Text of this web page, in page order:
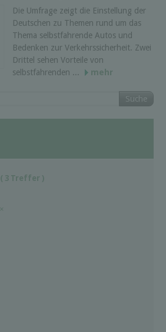
Die Umfrage zeigt die Einstellung der
Deutschen zu Themen rund um das
Thema selbstfahrende Autos und
Bedenken zur Verkehrssicherheit. Zwei
Drittel sehen Vorteile von
selbstfahrenden ...
mehr
Suche
( 3 Treffer )
×